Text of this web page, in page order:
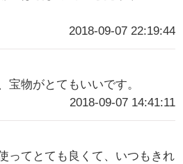
2018-09-07 22:19:44
宝物がとてもいいです。
2018-09-07 14:41:11
ってとても良くて、いつもきれ